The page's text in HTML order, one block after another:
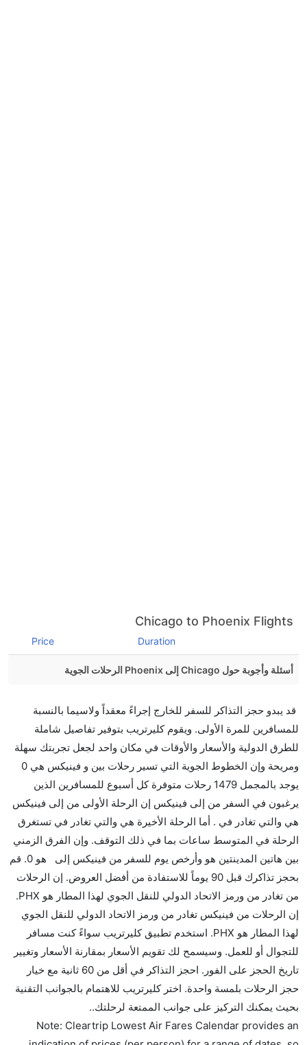
Chicago to Phoenix Flights
Duration
Price
أسئلة وأجوبة حول Chicago إلى Phoenix الرحلات الجوية
إلىفينيكس مما تستغرقه الخطوط الجوية الأخرى؟
نعم. توفر كل من أسرع رحلات الطيران على هذا الطريق،
هل توفر شركات الطيران مساحة إضافية للنوم؟
كثير من خطوط طيران درجة رجال الأعمال توفر مساحة
إضافية للنوم.
هل يمكنني حمل طعامي الخاص؟
نعم، يمكنك حمل طعامك الخاص، و لكن يجب أن يكون معبئا
بشكل جيد.
هل سيقدم لي الكحول على متن رحلة من إلى فينيكس؟
لا تقدم شركة الطيران الكحول على متن رحلة داخلية. يتم
تقديم الكحول على متن الرحلات الدولية فقط.
ما متوسط أسعار رحلة الدرجة الاقتصادية من إلى فينيكس؟
تتراوح أسعار رحلة الدرجة الاقتصادية من AED 0 إلى AED
هل اختيار إنجاز إجراءات السفر عبر الإنترنت متاح في رحلة
إلى فينيكس؟
قد يبدو حجز التذاكر للسفر للخارج إجراءً معقداً ولاسيما بالنسبة
للمسافرين للمرة الأولى. ويقوم كليرتريب بتوفير تفاصيل شاملة
للطرق الدولية والأسعار والأوقات في مكان واحد لجعل تجربتك سهلة
ومريحة وإن الخطوط الجوية التي تسير رحلات بين و فينيكس هي 0
يوجد بالمجمل 1479 رحلات متوفرة كل أسبوع للمسافرين الذين
يرغبون في السفر من إلى فينيكس إن الرحلة الأولى من إلى فينيكس
هي والتي تغادر في . أما الرحلة الأخيرة هي والتي تغادر في تستغرق
الرحلة في المتوسط ساعات بما في ذلك التوقف. وإن الفرق الزمني
بين هاتين المدينتين هو وأرخص يوم للسفر من فينيكس إلى هو 0. قم
بحجز تذاكرك قبل 90 يوماً للاستفادة من أفضل العروض. إن الرحلات
من تغادر من ورمز الاتحاد الدولي للنقل الجوي لهذا المطار هو PHX.
إن الرحلات من فينيكس تغادر من ورمز الاتحاد الدولي للنقل الجوي
لهذا المطار هو PHX. استخدم تطبيق كليرتريب سواءً كنت مسافر
للتجوال أو للعمل. وسيسمح لك تقويم الأسعار بمقارنة الأسعار وتغيير
تاريخ الحجز على الفور. احجز التذاكر في أقل من 60 ثانية مع خيار
حجز الرحلات بلمسة واحدة. اختر كليرتريب للاهتمام بالجوانب التقنية
بحيث يمكنك التركيز على جوانب الممتعة لرحلتك..
Note: Cleartrip Lowest Air Fares Calendar provides an